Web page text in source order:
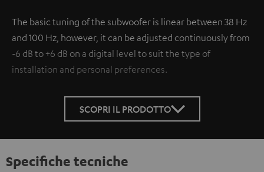
The basic tuning of the subwoofer is linear between 38 Hz
and 100 Hz, however, it can be adjusted continuously from
-6 dB to +6 dB on a digital level to suit the type of
installation and personal preferences.
SCOPRI IL PRODOTTO
Specifiche tecniche